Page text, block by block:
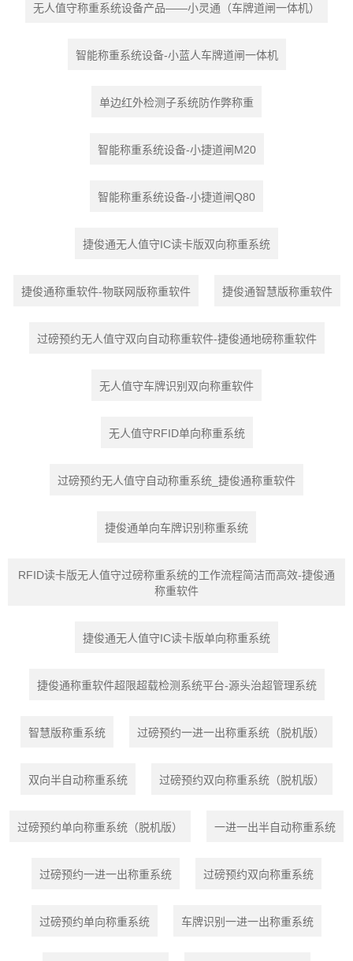
无人值守称重系统设备产品——小灵通（车牌道闸一体机）
智能称重系统设备-小蓝人车牌道闸一体机
单边红外检测子系统防作弊称重
智能称重系统设备-小捷道闸M20
智能称重系统设备-小捷道闸Q80
捷俊通无人值守IC读卡版双向称重系统
捷俊通称重软件-物联网版称重软件 捷俊通智慧版称重软件
过磅预约无人值守双向自动称重软件-捷俊通地磅称重软件
无人值守车牌识别双向称重软件
无人值守RFID单向称重系统
过磅预约无人值守自动称重系统_捷俊通称重软件
捷俊通单向车牌识别称重系统
RFID读卡版无人值守过磅称重系统的工作流程简洁而高效-捷俊通
称重软件
捷俊通无人值守IC读卡版单向称重系统
捷俊通称重软件超限超载检测系统平台-源头治超管理系统
智慧版称重系统 过磅预约一进一出称重系统（脱机版）
双向半自动称重系统 过磅预约双向称重系统（脱机版）
过磅预约单向称重系统（脱机版） 一进一出半自动称重系统
过磅预约一进一出称重系统 过磅预约双向称重系统
过磅预约单向称重系统 车牌识别一进一出称重系统